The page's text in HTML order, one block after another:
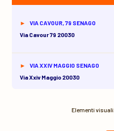
VIA CAVOUR, 79 SENAGO
Via Cavour 79 20030
VIA XXIV MAGGIO SENAGO
Via Xxiv Maggio 20030
Elementi